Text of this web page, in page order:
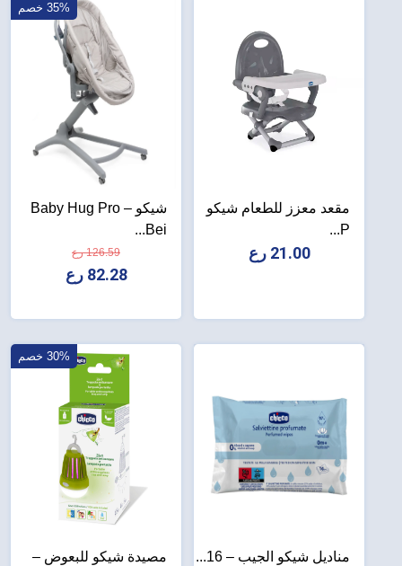
مقعد معزز للطعام شيكو
P...
21.00 رع
35% خصم
شيكو Baby Hug Pro –
Bei...
126.59 رع
82.28 رع
مناديل شيكو الجيب – 16...
30% خصم
مصيدة شيكو للبعوض –